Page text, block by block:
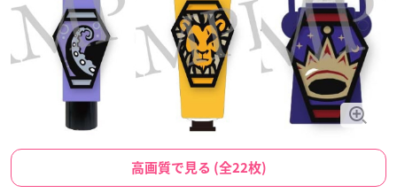
高画質で見る (全22枚)